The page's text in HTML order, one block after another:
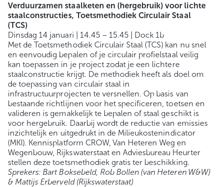
Verduurzamen staalketen en (hergebruik) voor lichte
staalconstructies, Toetsmethodiek Circulair Staal
(TCS)
Dinsdag 14 januari | 14.45 – 15.45 | Dock 1b
Met de Toetsmethodiek Circulair Staal (TCS) kan nu snel
en eenvoudig bepalen of je circulair profielstaal veilig
kan toepassen in je project zodat je een lichtere
staalconstructie krijgt. De methodiek heeft als doel om
de toepassing van circulair staal in
infrastructuurprojecten te versnellen. Op basis van
bestaande richtlijnen voor het specificeren, toetsen en
valideren is gemakkelijk te bepalen of staal geschikt is
voor hergebruik. Daarbij wordt de reductie van emissies
inzichtelijk en uitgedrukt in de Milieukostenindicator
(MKI). Kennisplatform CROW, Van Heteren Weg en
Wegenbouw, Rijkswaterstaat en Adviesbureau Heurter
stellen deze toetsmethodiek gratis ter beschikking.
Sprekers: Bart Boksebeld, Rob Bollen (van Heteren W&W)
& Mattijs Erberveld (Rijkswaterstaat)